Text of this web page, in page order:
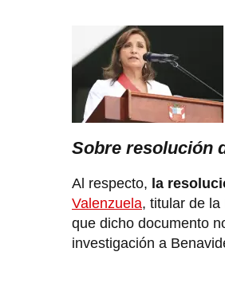
Sobre resolución
Al respecto, la
Valenzuela, titular de
que dicho documento
investigación a